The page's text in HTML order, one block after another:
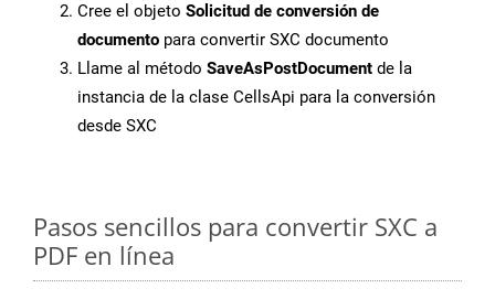
Cree el objeto Solicitud de conversión de
documento para convertir SXC documento
Llame al método SaveAsPostDocument de la
instancia de la clase CellsApi para la conversión
desde SXC
Pasos sencillos para convertir SXC a
PDF en línea